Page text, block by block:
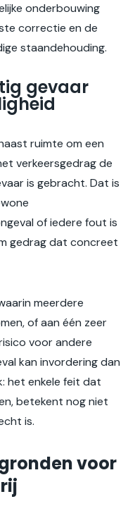
onderbouwing
correctie en de
staandehouding.
gevaar
ruimte om een
verkeersgedrag de
is gebracht. Dat is
of iedere fout is
gedrag dat concreet
meerdere
of aan één zeer
voor andere
kan invordering dan
het enkele feit dat
betekent nog niet
is.
voor